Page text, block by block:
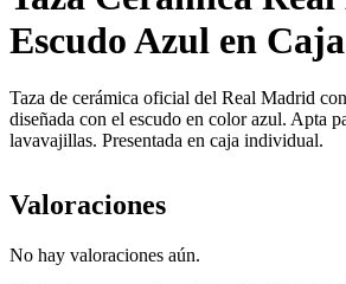
Escudo Azul en Caja
Taza de cerámica oficial del Real Madrid
diseñada con el escudo en color azul. Apta
lavavajillas. Presentada en caja individual.
Valoraciones
No hay valoraciones aún.